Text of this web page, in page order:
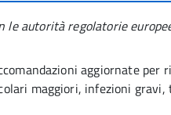
autorità regolatorie
aggiornate per
maggiori, infezioni gravi,